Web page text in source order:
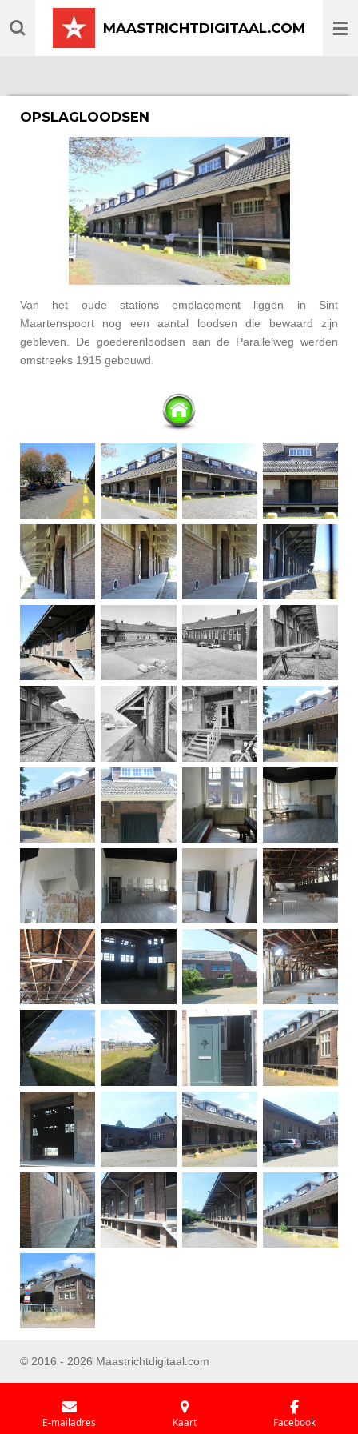
direct
MAASTRICHTDIGITAAL.COM
OPSLAGLOODSEN
Van het oude stations emplacement liggen in Sint
Maartenspoort nog een aantal loodsen die bewaard zijn
gebleven. De goederenloodsen aan de Parallelweg werden
omstreeks 1915 gebouwd.
© 2016 - 2026 Maastrichtdigitaal.com
E-mailadres Kaart Facebook